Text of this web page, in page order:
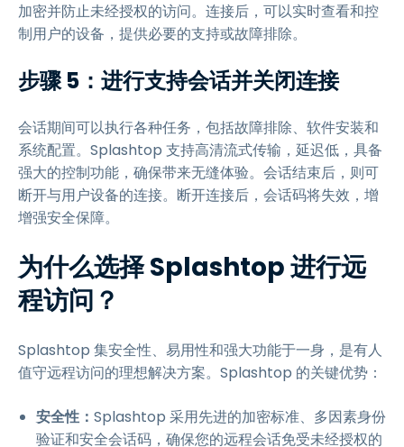
加密并防止未经授权的访问。连接后，可以实时查看和控
制用户的设备，提供必要的支持或故障排除。
步骤 5：进行支持会话并关闭连接
会话期间可以执行各种任务，包括故障排除、软件安装和
系统配置。Splashtop 支持高清流式传输，延迟低，具备
强大的控制功能，确保带来无缝体验。会话结束后，则可
断开与用户设备的连接。断开连接后，会话码将失效，增
增强安全保障。
为什么选择 Splashtop 进行远
程访问？
Splashtop 集安全性、易用性和强大功能于一身，是有人
值守远程访问的理想解决方案。Splashtop 的关键优势：
安全性： Splashtop 采用先进的加密标准、多因素身份
验证和安全会话码，确保您的远程会话免受未经授权的